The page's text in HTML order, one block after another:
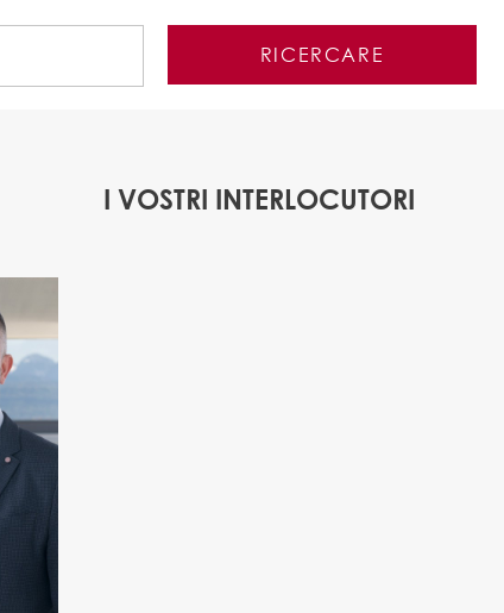
I VOSTRI INTERLOCUTORI